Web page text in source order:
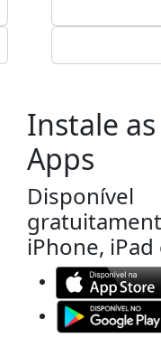
Instale
Apps
Disponível
iPhone,